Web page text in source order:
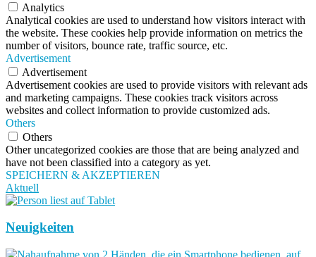
Analytics
Analytical cookies are used to understand how visitors interact with
the website. These cookies help provide information on metrics the
number of visitors, bounce rate, traffic source, etc.
Advertisement
Advertisement
Advertisement cookies are used to provide visitors with relevant ads
and marketing campaigns. These cookies track visitors across
websites and collect information to provide customized ads.
Others
Others
Other uncategorized cookies are those that are being analyzed and
have not been classified into a category as yet.
SPEICHERN & AKZEPTIEREN
Aktuell
Neuigkeiten